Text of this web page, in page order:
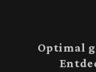
Optimal